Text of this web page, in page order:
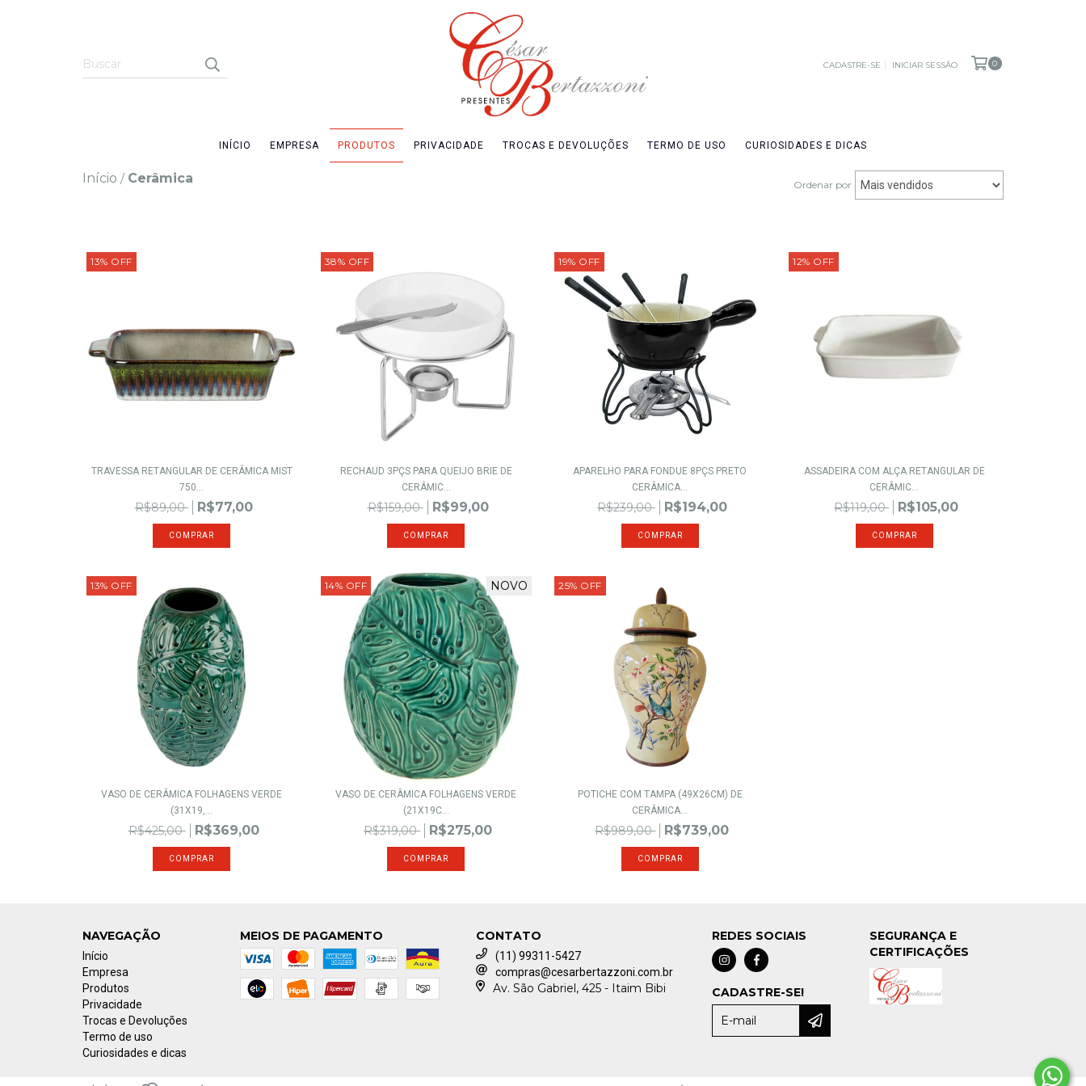
CADASTRE-SE INICIAR SESSÃO 0
INÍCIO EMPRESA PRODUTOS PRIVACIDADE TROCAS E DEVOLUÇÕES TERMO DE USO CURIOSIDADES E DICAS
Início / Cerâmica Ordenar por
13% OFF
TRAVESSA RETANGULAR DE CERÂMICA MIST
750...
R$89,00 R$77,00
38% OFF
RECHAUD 3PÇS PARA QUEIJO BRIE DE
CERÂMIC...
R$159,00 R$99,00
19% OFF
APARELHO PARA FONDUE 8PÇS PRETO
CERÂMICA...
R$239,00 R$194,00
12% OFF
ASSADEIRA COM ALÇA RETANGULAR DE
CERÂMIC...
R$119,00 R$105,00
13% OFF
VASO DE CERÂMICA FOLHAGENS VERDE
(31X19,...
R$425,00 R$369,00
14% OFF NOVO
VASO DE CERÂMICA FOLHAGENS VERDE
(21X19C...
R$319,00 R$275,00
25% OFF
POTICHE COM TAMPA (49X26CM) DE
CERÂMICA...
R$989,00 R$739,00
NAVEGAÇÃO
Início
Empresa
Produtos
Privacidade
Trocas e Devoluções
Termo de uso
Curiosidades e dicas
MEIOS DE PAGAMENTO CONTATO
(11) 99311-5427
compras@cesarbertazzoni.com.br
Av. São Gabriel, 425 - Itaim Bibi
REDES SOCIAIS
CADASTRE-SE!
SEGURANÇA E
CERTIFICAÇÕES